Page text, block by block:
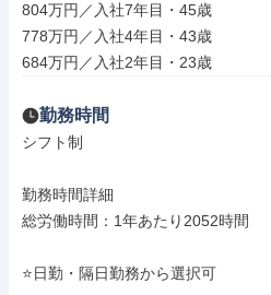
804万円／入社7年目・45歳
778万円／入社4年目・43歳
684万円／入社2年目・23歳
勤務時間
シフト制
勤務時間詳細
総労働時間：1年あたり2052時間
⭐日勤・隔日勤務から選択可